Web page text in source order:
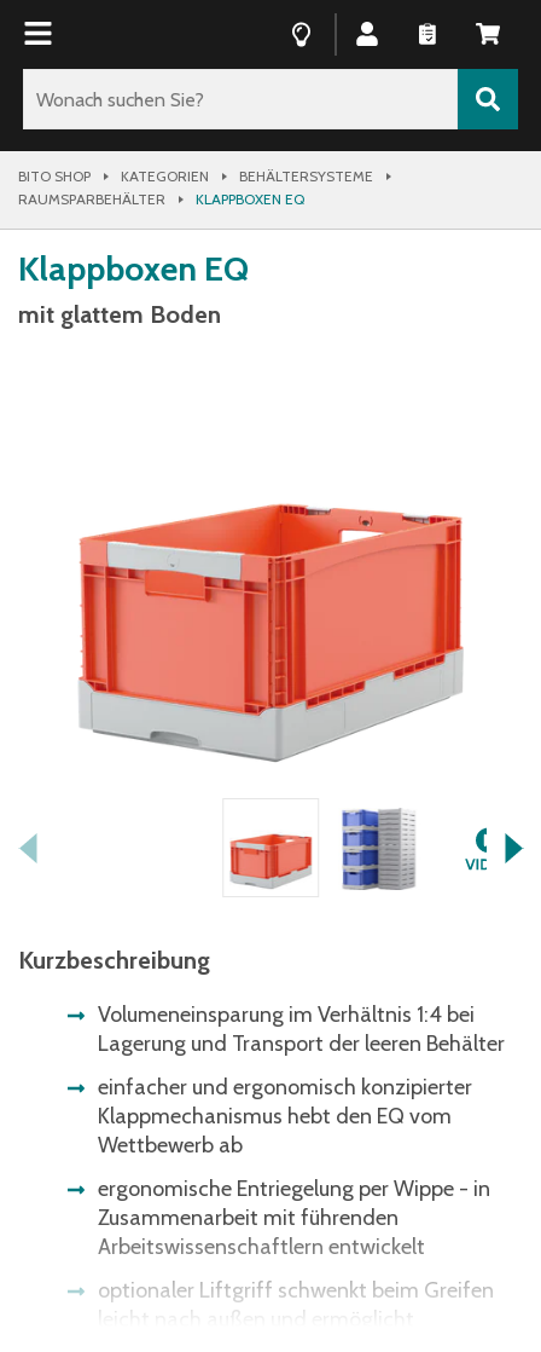
BITO SHOP KATEGORIEN
BEHÄLTERSYSTEME
RAUMSPARBEHÄLTER
KLAPPBOXEN EQ
Klappboxen EQ
mit glattem Boden
Kurzbeschreibung
Volumeneinsparung im Verhältnis 1:4 bei
Lagerung und Transport der leeren Behälter
einfacher und ergonomisch konzipierter
Klappmechanismus hebt den EQ vom
Wettbewerb ab
ergonomische Entriegelung per Wippe - in
Zusammenarbeit mit führenden
Arbeitswissenschaftlern entwickelt
optionaler Liftgriff schwenkt beim Greifen
leicht nach außen und ermöglicht